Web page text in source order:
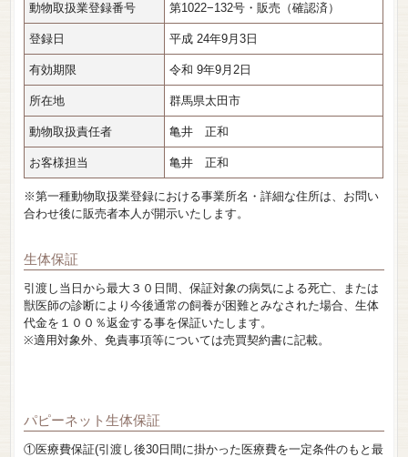
動物取扱業登録番号 第1022−132号・販売（確認済）
登録日 平成 24年9月3日
有効期限 令和 9年9月2日
所在地 群馬県太田市
動物取扱責任者 亀井 正和
お客様担当 亀井 正和
※第一種動物取扱業登録における事業所名・詳細な住所は、お問い
合わせ後に販売者本人が開示いたします。
生体保証
引渡し当日から最大３０日間、保証対象の病気による死亡、または
獣医師の診断により今後通常の飼養が困難とみなされた場合、生体
代金を１００％返金する事を保証いたします。
※適用対象外、免責事項等については売買契約書に記載。
パピーネット生体保証
①医療費保証(引渡し後30日間に掛かった医療費を一定条件のもと最